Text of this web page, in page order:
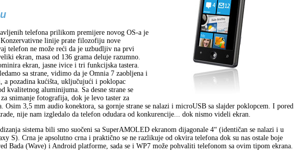
telefona prilikom premijere novog OS‑a je
linije prate filozofiju nove
telefon ne može reći da je uzbudljiv na prvi
ekran, masa od 136 grama deluje razumno.
ekran, jasne ivice i tri funkcijska tastera.
sa strane, vidimo da je Omnia 7 zaobljena i
a pozadina kućišta, uključujući i poklopac
kvalitetnog aluminijuma. Sa desne strane se
snimanje fotografija, dok je levo taster za
Osim 3,5 mm audio konektora, sa gornje strane se nalazi i microUSB sa slajder poklopcem. I pored
nije nam izgledalo da telefon odudara od konkurencije... dok nismo videli ekran.
sistema bili smo suočeni sa SuperAMOLED ekranom dijagonale 4“ (identičan se nalazi i u
S). Crna je apsolutno crna i praktično se ne razlikuje od okvira telefona dok su nas ostale boje
Bada (Wave) i Android platforme, sada se i WP7 može pohvaliti telefonom sa ovim tipom ekrana.